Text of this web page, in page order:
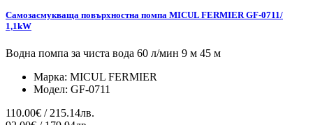
Самозасмукваща повърхностна помпа MICUL FERMIER GF-0711/
1,1kW
Водна помпа за чиста вода 60 л/мин 9 м 45 м
Марка: MICUL FERMIER
Модел: GF-0711
110.00€ / 215.14лв.